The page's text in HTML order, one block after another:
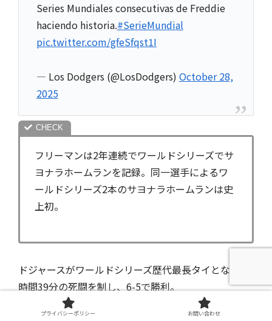
Series Mundiales consecutivas de Freddie
haciendo historia.#SerieMundial
pic.twitter.com/gfeSfqst1I
— Los Dodgers (@LosDodgers) October 28,
2025
フリーマンは2年連続でワールドシリーズでサ
ヨナラホームランを記録。同一選手によるワ
ールドシリーズ2本のサヨナラホームランは史
上初。
ドジャースがワールドシリーズ歴代最長タイとなる6
時間39分の死闘を制し、6-5で勝利。
プライバシーポリシー お問い合わせ